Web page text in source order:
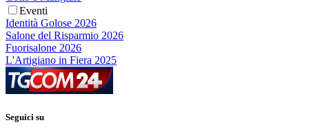
Eventi
Identità Golose 2026
Salone del Risparmio 2026
Fuorisalone 2026
L'Artigiano in Fiera 2025
Seguici su